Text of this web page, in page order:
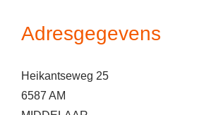
Adresgegevens
Heikantseweg 25
6587 AM